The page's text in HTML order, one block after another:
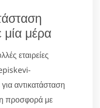
μέρα
εταιρείες
αντικατάσταση
προσφορά με